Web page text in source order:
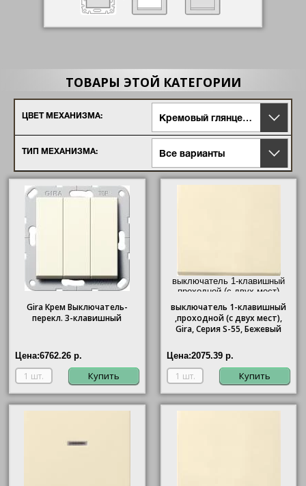
ТОВАРЫ ЭТОЙ КАТЕГОРИИ
ЦВЕТ МЕХАНИЗМА: Кремовый глянцевый
ТИП МЕХАНИЗМА: Все варианты
Gira Крем Выключатель-
перекл. 3-клавишный
Цена:6762.26 р.
Купить
выключатель 1-клавишный
,проходной (с двух мест),
, Серия S-55, Бежевый"/>
выключатель 1-клавишный
,проходной (с двух мест),
Gira, Серия S-55, Бежевый
Цена:2075.39 р.
Купить